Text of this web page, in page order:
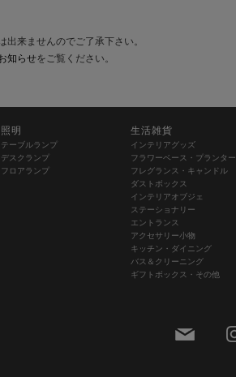
出来ませんのでご了承下さい。
知らせをご覧ください。
照明
テーブルランプ
デスクランプ
フロアランプ
生活雑貨
インテリアグッズ
フラワーベース・プランター
フレグランス・キャンドル
ダストボックス
インテリアオブジェ
ステーショナリー
エントランス
アクセサリー小物
キッチン・ダイニング
バス＆クリーニング
ギフトボックス・その他